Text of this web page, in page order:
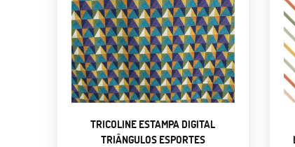
TRICOLINE ESTAMPA DIGITAL
TRIÂNGULOS ESPORTES